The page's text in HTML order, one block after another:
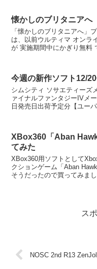
懐かしのブリタニアへ
「懐かしのブリタニアへ」プログラ
は、以前ウルティマ オンラ
が 実施期間中にかぎり無料
今週の新作ソフト12/
シムシティ ソサエティーズ
ァイナルファンタジーIVメ
日発売日出荷予定分【ユー
XBox360「Aban
てみた
XBox360用ソフトとして
クションゲーム「Aban
ス
NOSC 2nd R13